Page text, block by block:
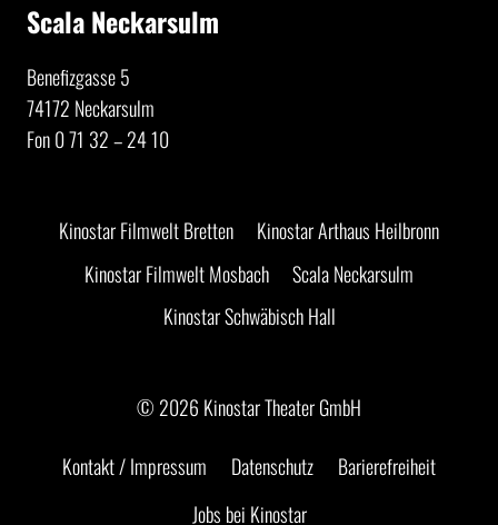
Scala Neckarsulm
Benefizgasse 5
74172 Neckarsulm
Fon 0 71 32 – 24 10
Kinostar Filmwelt Bretten
Kinostar Arthaus Heilbronn
Kinostar Filmwelt Mosbach
Scala Neckarsulm
Kinostar Schwäbisch Hall
© 2026 Kinostar Theater GmbH
Kontakt / Impressum Datenschutz
Barierefreiheit
Jobs bei Kinostar